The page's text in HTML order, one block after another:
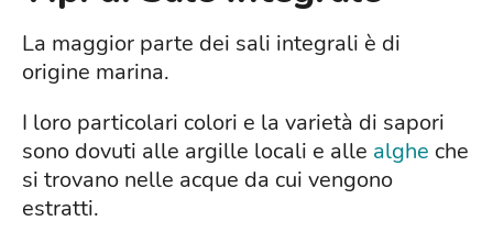
La maggior parte dei sali integrali è di
origine marina.
I loro particolari colori e la varietà di sapori
sono dovuti alle argille locali e alle alghe che
si trovano nelle acque da cui vengono
estratti.